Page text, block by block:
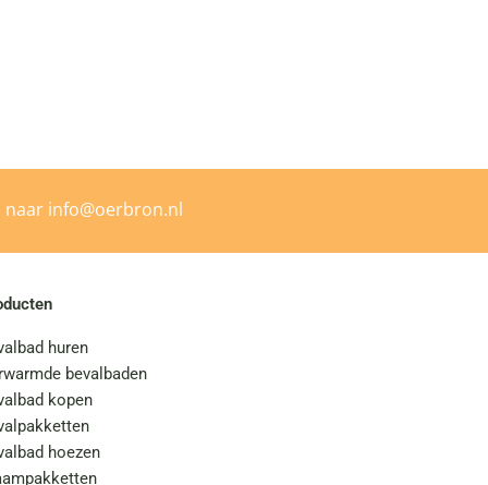
info@oerbron.nl
huren
bevalbaden
kopen
hoezen